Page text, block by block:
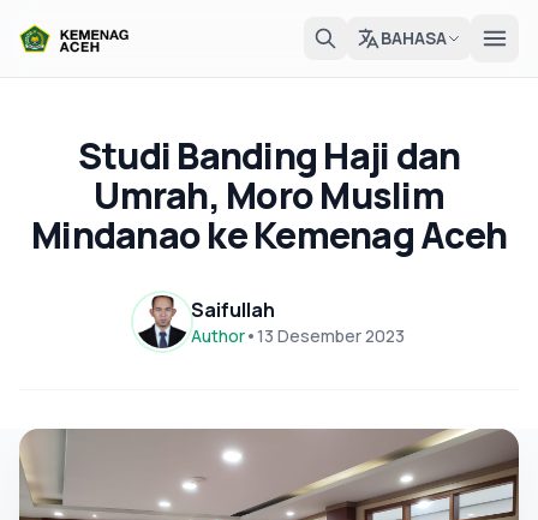
BAHASA
Studi Banding Haji dan
Umrah, Moro Muslim
Mindanao ke Kemenag Aceh
Saifullah
Author•13 Desember 2023